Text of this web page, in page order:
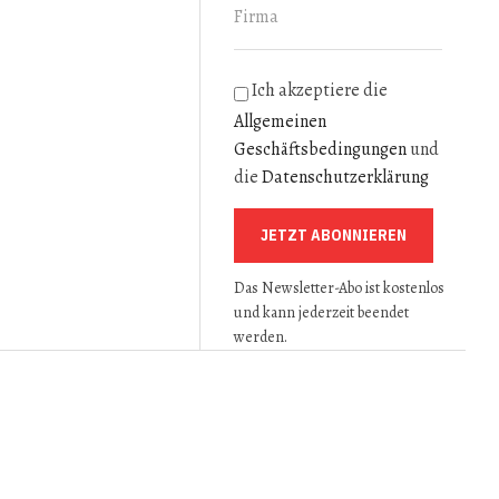
VON TUNNELAUSBRUCHMATERIAL
Ich akzeptiere die
Allgemeinen
Geschäftsbedingungenund
dieDatenschutzerklärung
JETZT ABONNIEREN
Das Newsletter-Abo ist kostenlos
und kann jederzeit beendet
werden.